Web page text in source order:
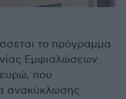
το πρόγραμμα
Εμφιαλώσεων
που
ανακύκλωσης